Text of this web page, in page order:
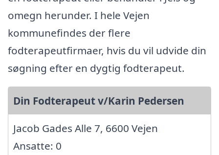
omegn herunder. I hele Vejen
kommunefindes der flere
fodterapeutfirmaer, hvis du vil udvide din
søgning efter en dygtig fodterapeut.
Din Fodterapeut v/Karin Pedersen
Jacob Gades Alle 7, 6600 Vejen
Ansatte: 0